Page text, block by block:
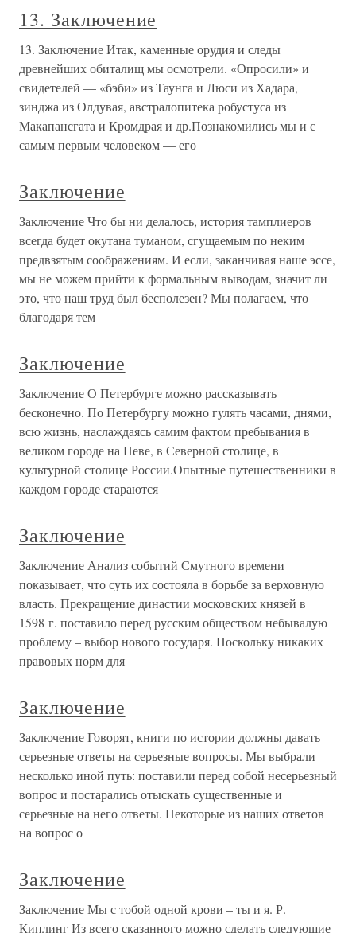
13. Заключение
13. Заключение Итак, каменные орудия и следы
древнейших обиталищ мы осмотрели. «Опросили» и
свидетелей — «бэби» из Таунга и Люси из Хадара,
зинджа из Олдувая, австралопитека робустуса из
Макапансгата и Кромдрая и др.Познакомились мы и с
самым первым человеком — его
Заключение
Заключение Что бы ни делалось, история тамплиеров
всегда будет окутана туманом, сгущаемым по неким
предвзятым соображениям. И если, заканчивая наше эссе,
мы не можем прийти к формальным выводам, значит ли
это, что наш труд был бесполезен? Мы полагаем, что
благодаря тем
Заключение
Заключение О Петербурге можно рассказывать
бесконечно. По Петербургу можно гулять часами, днями,
всю жизнь, наслаждаясь самим фактом пребывания в
великом городе на Неве, в Северной столице, в
культурной столице России.Опытные путешественники в
каждом городе стараются
Заключение
Заключение Анализ событий Смутного времени
показывает, что суть их состояла в борьбе за верховную
власть. Прекращение династии московских князей в
1598 г. поставило перед русским обществом небывалую
проблему – выбор нового государя. Поскольку никаких
правовых норм для
Заключение
Заключение Говорят, книги по истории должны давать
серьезные ответы на серьезные вопросы. Мы выбрали
несколько иной путь: поставили перед собой несерьезный
вопрос и постарались отыскать существенные и
серьезные на него ответы. Некоторые из наших ответов
на вопрос о
Заключение
Заключение Мы с тобой одной крови – ты и я. Р.
Киплинг Из всего сказанного можно сделать следующие